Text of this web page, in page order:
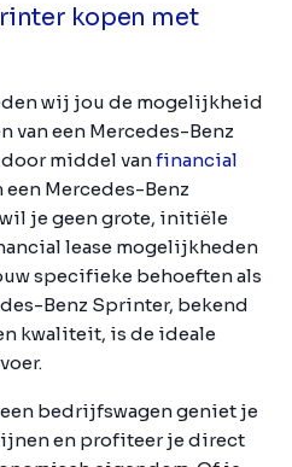
kopen met
wij jou de mogelijkheid
van een Mercedes-Benz
middel vanfinancial
een Mercedes-Benz
je geen grote, initiële
lease mogelijkheden
specifieke behoeften als
Benz Sprinter, bekend
kwaliteit, is de ideale
bedrijfswagen geniet je
en profiteer je direct